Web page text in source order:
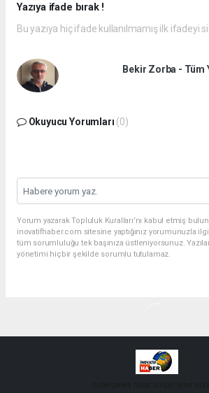
Yazıya ifade bırak !
Bu yazıya hiç ifade kullanılmamış ilk ifadeyi
Bekir Zorba - Tüm
Okuyucu Yorumları (0)
Yorum yazarak Topluluk Kuralları’nı kabul etmiş
inovatifhaber.com sitesine yaptığınız yorumunuzla
tüm sorumluluğu tek başınıza üstleniyorsunuz.
yönetimi hiçbir şekilde sorumlu tutulamaz.